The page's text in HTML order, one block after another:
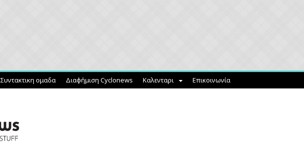
Συντακτικη ομαδα Διαφήμιση Cyclonews Καλενταρι Επικοινωνία